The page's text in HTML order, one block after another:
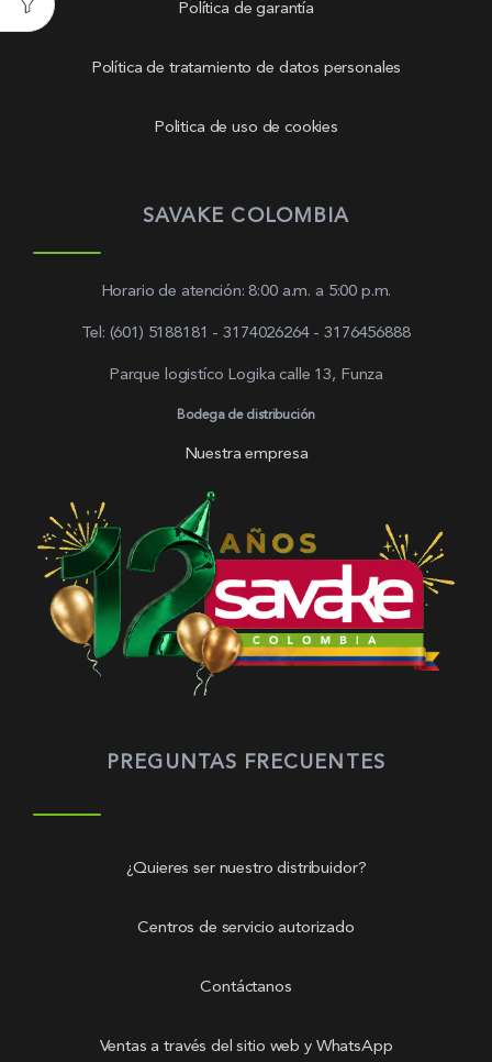
Política de garantía
Política de tratamiento de datos personales
Politica de uso de cookies
SAVAKE COLOMBIA
Horario de atención: 8:00 a.m. a 5:00 p.m.
Tel: (601) 5188181 - 3174026264 - 3176456888
Parque logistíco Logika calle 13, Funza
Bodega de distribución
Nuestra empresa
PREGUNTAS FRECUENTES
¿Quieres ser nuestro distribuidor?
Centros de servicio autorizado
Contáctanos
Ventas a través del sitio web y WhatsApp